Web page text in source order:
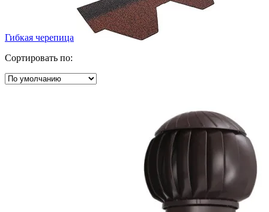
Гибкая черепица
Сортировать по: